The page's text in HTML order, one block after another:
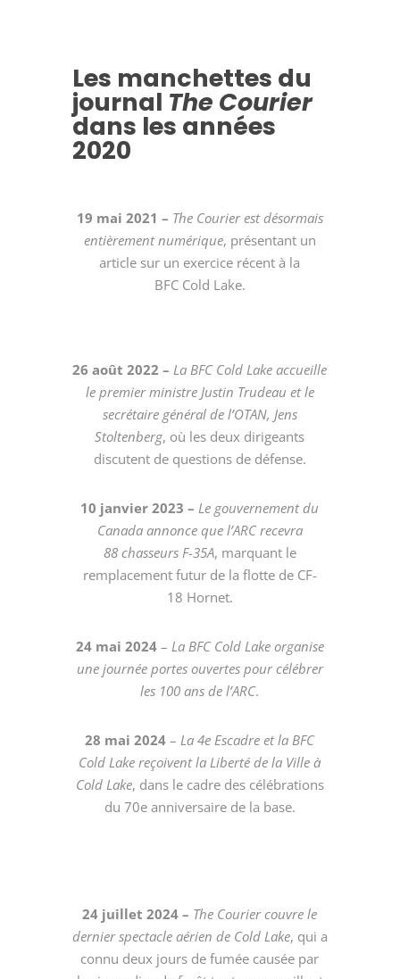
Les manchettes du
journal The Courier
dans les années
2020
19 mai 2021 – The Courier est désormais
entièrement numérique, présentant un
article sur un exercice récent à la
BFC Cold Lake.
26 août 2022 – La BFC Cold Lake accueille
le premier ministre Justin Trudeau et le
secrétaire général de l’OTAN, Jens
Stoltenberg, où les deux dirigeants
discutent de questions de défense.
10 janvier 2023 – Le gouvernement du
Canada annonce que l’ARC recevra
88 chasseurs F-35A, marquant le
remplacement futur de la flotte de CF-
18 Hornet.
24 mai 2024– La BFC Cold Lake organise
une journée portes ouvertes pour célébrer
les 100 ans de l’ARC.
28 mai 2024 – La 4e Escadre et la BFC
Cold Lake reçoivent la Liberté de la Ville à
Cold Lake, dans le cadre des célébrations
du 70e anniversaire de la base.
24 juillet 2024 – The Courier couvre le
dernier spectacle aérien de Cold Lake, qui a
connu deux jours de fumée causée par